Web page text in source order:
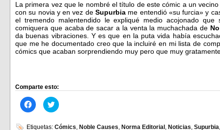
La primera vez que le nombré el título de este cómic a un
con su novia y en vez de Supurbia me entendió «su furcia» y
el tremendo malentendido le expliqué medio acojonado
comiquera que acaba de sacar a la venta la muchachada de
da buenas vibraciones. Y es que en la puta vida había
que me he documentado creo que la incluiré en mi lista de
cómics que acaban sorprendiendo muy pero que muy
Comparte esto:
Haz
clic
en
Haz
clic
en
Etiquetas: Cómics, Noble Causes, Norma Editorial , Noticias, Supurbia